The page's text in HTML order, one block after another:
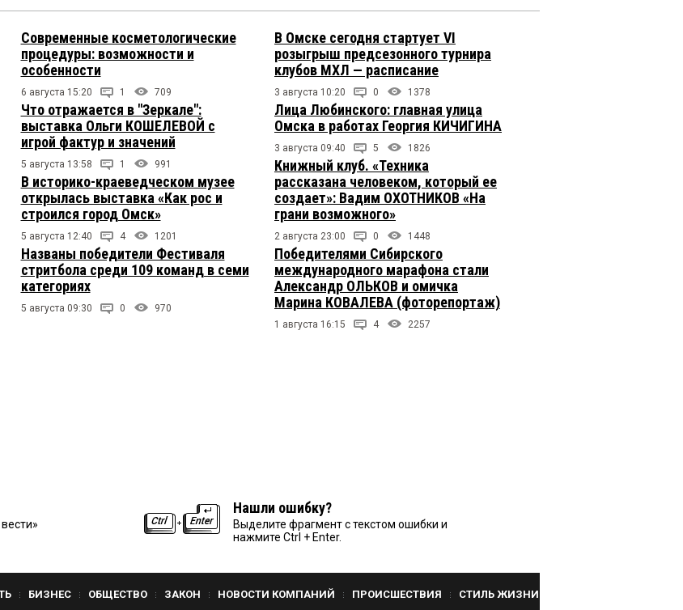
Современные косметологические
процедуры: возможности и
особенности
6 августа 15:20 1 709
Что отражается в "Зеркале":
выставка Ольги КОШЕЛЕВОЙ с
игрой фактур и значений
5 августа 13:58 1 991
В историко-краеведческом музее
открылась выставка «Как рос и
строился город Омск»
5 августа 12:40 4 1201
Названы победители Фестиваля
стритбола среди 109 команд в семи
категориях
5 августа 09:30 0 970
В Омске сегодня стартует VI
розыгрыш предсезонного турнира
клубов МХЛ — расписание
3 августа 10:20 0 1378
Лица Любинского: главная улица
Омска в работах Георгия КИЧИГИНА
3 августа 09:40 5 1826
Книжный клуб. «Техника
рассказана человеком, который ее
создает»: Вадим ОХОТНИКОВ «На
грани возможного»
2 августа 23:00 0 1448
Победителями Сибирского
международного марафона стали
Александр ОЛЬКОВ и омичка
Марина КОВАЛЕВА (фоторепортаж)
1 августа 16:15 4 2257
Нашли ошибку?
Выделите фрагмент с текстом ошибки и
нажмите Ctrl + Enter.
БИЗНЕС ОБЩЕСТВО ЗАКОН НОВОСТИ КОМПАНИЙ ПРОИСШЕСТВИЯ СТИЛЬ ЖИЗНИ